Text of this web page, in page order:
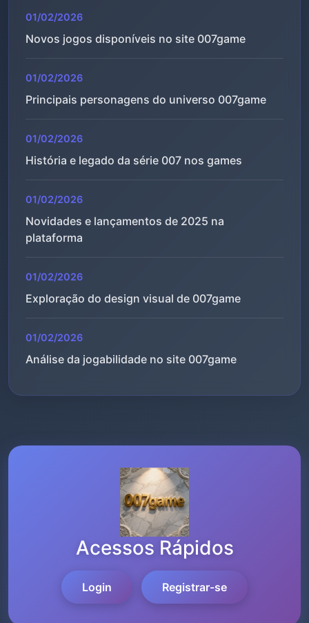
01/02/2026
Novos jogos disponíveis no site 007game
01/02/2026
Principais personagens do universo 007game
01/02/2026
História e legado da série 007 nos games
01/02/2026
Novidades e lançamentos de 2025 na
plataforma
01/02/2026
Exploração do design visual de 007game
01/02/2026
Análise da jogabilidade no site 007game
Acessos Rápidos
Login Registrar-se